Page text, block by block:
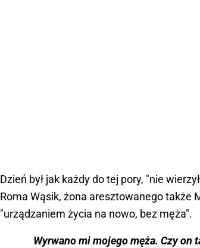
Dzień był jak każdy do tej pory, "nie
Roma Wąsik, żona aresztowanego także
"urządzaniem życia na nowo, bez męża".
Wyrwano mi mojego męża. Czy on